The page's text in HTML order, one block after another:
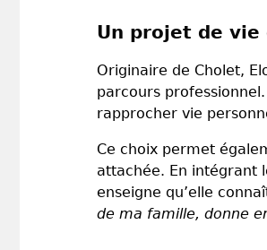
Un projet de vie
Originaire de Cholet,
parcours
rapprocher vie
Ce choix permet
attachée. En intégrant
enseigne qu’elle
de ma famille, donne